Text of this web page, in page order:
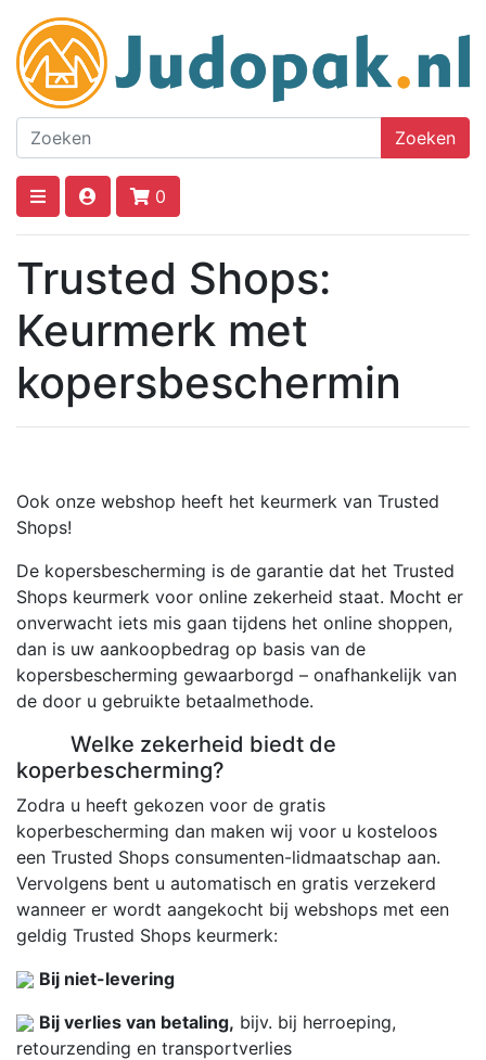
Zoeken
0
Trusted Shops:
Keurmerk met
kopersbeschermin
Ook onze webshop heeft het keurmerk van Trusted
Shops!
De kopersbescherming is de garantie dat het Trusted
Shops keurmerk voor online zekerheid staat. Mocht er
onverwacht iets mis gaan tijdens het online shoppen,
dan is uw aankoopbedrag op basis van de
kopersbescherming gewaarborgd – onafhankelijk van
de door u gebruikte betaalmethode.
Welke zekerheid biedt de
koperbescherming?
Zodra u heeft gekozen voor de gratis
koperbescherming dan maken wij voor u kosteloos
een Trusted Shops consumenten-lidmaatschap aan.
Vervolgens bent u automatisch en gratis verzekerd
wanneer er wordt aangekocht bij webshops met een
geldig Trusted Shops keurmerk:
Bij niet-levering
Bij verlies van betaling, bijv. bij herroeping,
retourzending en transportverlies